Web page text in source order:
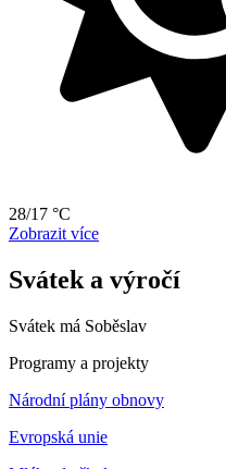
28/17 °C
Zobrazit více
Svátek a výročí
Svátek má Soběslav
Programy a projekty
Národní plány obnovy
Evropská unie